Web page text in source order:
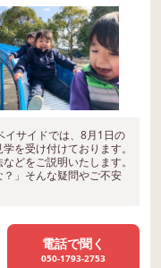
イサイドでは、8月1日の
を受け付けております。
どをご説明いたします。
？」そんな疑問やご不安
電話で聞く
050-1793-2753